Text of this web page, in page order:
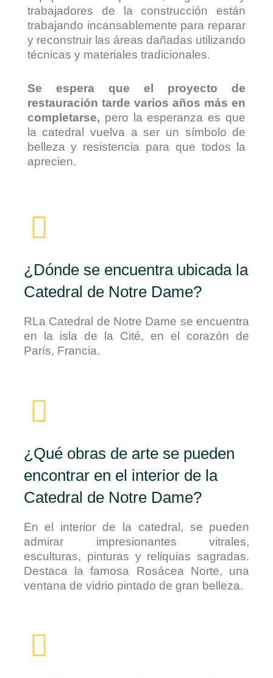
trabajadores de la construcción están
trabajando incansablemente para reparar
y reconstruir las áreas dañadas utilizando
técnicas y materiales tradicionales.
Se espera que el proyecto de
restauración tarde varios años más en
completarse, pero la esperanza es que
la catedral vuelva a ser un símbolo de
belleza y resistencia para que todos la
aprecien.
¿Dónde se encuentra ubicada la
Catedral de Notre Dame?
RLa Catedral de Notre Dame se encuentra
en la isla de la Cité, en el corazón de
París, Francia.
¿Qué obras de arte se pueden
encontrar en el interior de la
Catedral de Notre Dame?
En el interior de la catedral, se pueden
admirar impresionantes vitrales,
esculturas, pinturas y reliquias sagradas.
Destaca la famosa Rosácea Norte, una
ventana de vidrio pintado de gran belleza.